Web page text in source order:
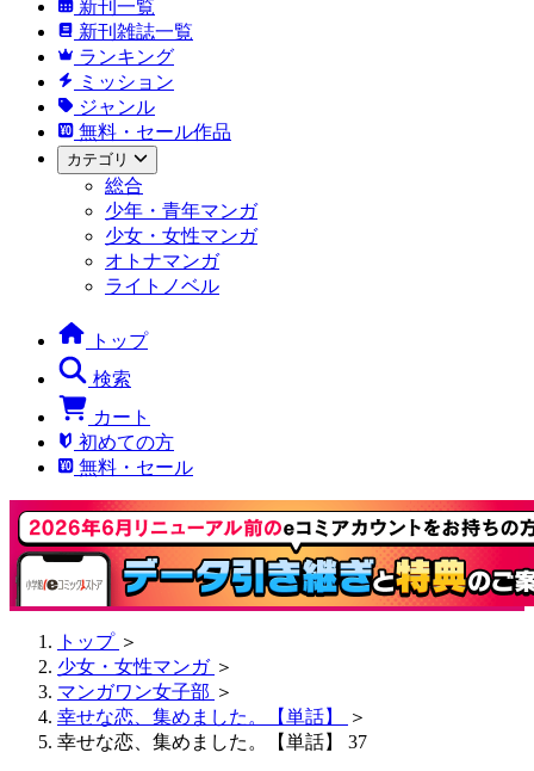
新刊一覧
新刊雑誌一覧
ランキング
ミッション
ジャンル
無料・セール作品
カテゴリ
総合
少年・青年マンガ
少女・女性マンガ
オトナマンガ
ライトノベル
トップ
検索
カート
初めての方
無料・セール
トップ ＞
少女・女性マンガ ＞
マンガワン女子部 ＞
幸せな恋、集めました。【単話】
＞
幸せな恋、集めました。【単話】 37